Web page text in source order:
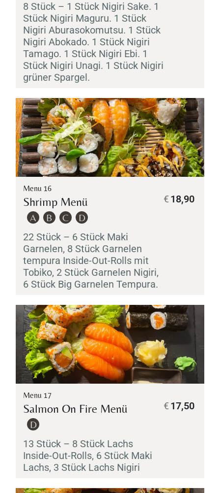
8 Stück – 1 Stück Nigiri Sake. 1
Stück Nigiri Maguru. 1 Stück
Nigiri Aburasokomutsu. 1 Stück
Nigiri Abokado. 1 Stück Nigiri
Tamago. 1 Stück Nigiri Ebi. 1
Stück Nigiri Unagi. 1 Stück Nigiri
grüner Spargel.
Menu 16
Shrimp Menü
A B C D
22 Stück – 6 Stück Maki
Garnelen, 8 Stück Garnelen
tempura Inside-Out-Rolls mit
Tobiko, 2 Stück Garnelen Nigiri,
6 Stück Big Garnelen Tempura.
18,90
€
Menu 17
Salmon On Fire Menü
D
13 Stück – 8 Stück Lachs
Inside-Out-Rolls, 6 Stück Maki
Lachs, 3 Stück Lachs Nigiri
17,50
€